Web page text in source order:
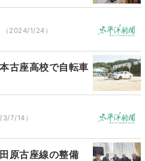
（2024/1/24）
座高校で自転車
7/14）
原古座線の整備